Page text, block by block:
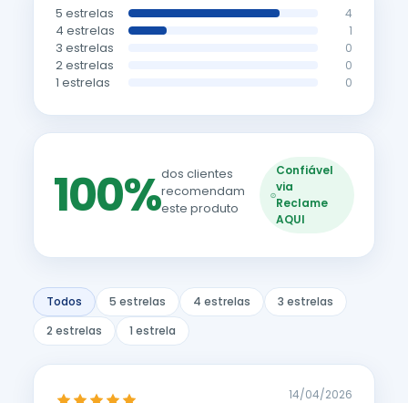
5 estrelas 4
4 estrelas 1
3 estrelas 0
2 estrelas 0
1 estrelas 0
100%dos clientes
recomendam
este produto
Confiável
via
Reclame
AQUI
Todos 5 estrelas 4 estrelas
3 estrelas
2 estrelas
1 estrela
14/04/2026